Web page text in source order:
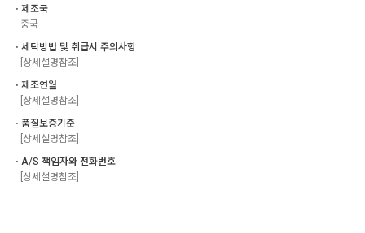
ㆍ제조국
중국
ㆍ세탁방법 및 취급시 주의사항
[상세설명참조]
ㆍ제조연월
[상세설명참조]
ㆍ품질보증기준
[상세설명참조]
ㆍA/S 책임자와 전화번호
[상세설명참조]